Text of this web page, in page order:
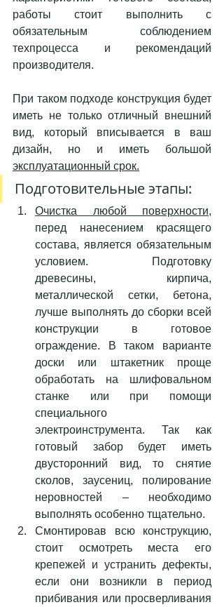
работы стоит выполнить с
обязательным соблюдением
техпроцесса и рекомендаций
производителя.
При таком подходе конструкция будет
иметь не только отличный внешний
вид, который вписывается в ваш
эксплуатационный срок.
Подготовительные этапы:
Очистка любой поверхности,
перед нанесением красящего
состава, является обязательным
условием. Подготовку
древесины, кирпича,
металлической сетки, бетона,
лучше выполнять до сборки всей
конструкции в готовое
ограждение. В таком варианте
доски или штакетник проще
обработать на шлифовальном
станке или при помощи
специального
электроинструмента. Так как
готовый забор будет иметь
двусторонний вид, то снятие
сколов, заусениц, полирование
неровностей – необходимо
выполнять особенно тщательно.
Смонтировав всю конструкцию,
стоит осмотреть места его
крепежей и устранить дефекты,
если они возникли в период
прибивания или просверливания